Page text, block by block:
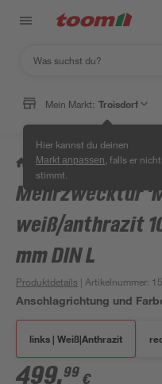
Mein Markt: Troisdorf
Hier kannst du deinen
Markt anpassen , falls er nicht
stimmt.
/ Bauen & Renovieren /
Mehrzwecktür
weiß/anthrazit
mm DIN L
Produktdetails | Artikelnummer:
Anschlagrichtung und
links | Weiß|Anthrazit
499,99 €